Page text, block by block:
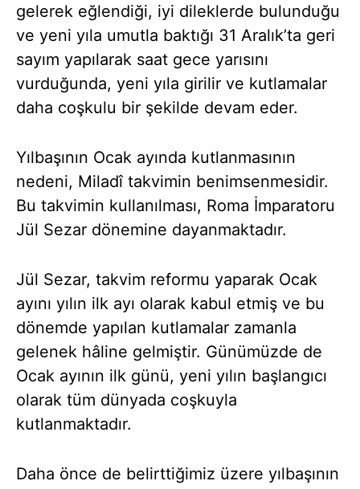
gelerek eğlendiği, iyi dileklerde bulunduğu
ve yeni yıla umutla baktığı 31 Aralık’ta geri
sayım yapılarak saat gece yarısını
vurduğunda, yeni yıla girilir ve kutlamalar
daha coşkulu bir şekilde devam eder.
Yılbaşının Ocak ayında kutlanmasının
nedeni, Miladî takvimin benimsenmesidir.
Bu takvimin kullanılması, Roma İmparatoru
Jül Sezar dönemine dayanmaktadır.
Jül Sezar, takvim reformu yaparak Ocak
ayını yılın ilk ayı olarak kabul etmiş ve bu
dönemde yapılan kutlamalar zamanla
gelenek hâline gelmiştir. Günümüzde de
Ocak ayının ilk günü, yeni yılın başlangıcı
olarak tüm dünyada coşkuyla
kutlanmaktadır.
Daha önce de belirttiğimiz üzere yılbaşının